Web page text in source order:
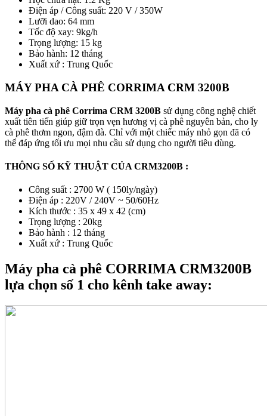
Điện áp / Công suất: 220 V / 350W
Lưỡi dao: 64 mm
Tốc độ xay: 9kg/h
Trọng lượng: 15 kg
Bảo hành: 12 tháng
Xuất xứ : Trung Quốc
MÁY PHA CÀ PHÊ CORRIMA CRM 3200B
Máy pha cà phê Corrima CRM 3200B sử dụng công nghệ chiết
xuất tiên tiến giúp giữ trọn vẹn hương vị cà phê nguyên bản, cho ly
cà phê thơm ngon, đậm đà. Chỉ với một chiếc máy nhỏ gọn đã có
thể đáp ứng tối ưu mọi nhu cầu sử dụng cho người tiêu dùng.
THÔNG SỐ KỸ THUẬT CỦA CRM3200B :
Công suất : 2700 W ( 150ly/ngày)
Điện áp : 220V / 240V ~ 50/60Hz
Kích thước : 35 x 49 x 42 (cm)
Trọng lượng : 20kg
Bảo hành : 12 tháng
Xuất xứ : Trung Quốc
Máy pha cà phê CORRIMA CRM3200B
lựa chọn số 1 cho kênh take away: